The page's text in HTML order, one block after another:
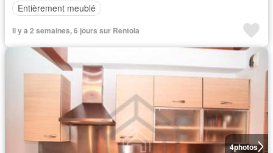
Entièrement meublé
Il y a 2 semaines, 6 jours sur Rentola
4photos